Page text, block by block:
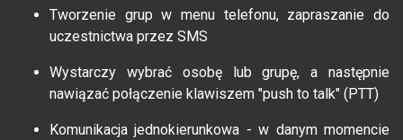
Tworzenie grup w menu telefonu, zapraszanie do
uczestnictwa przez SMS
Wystarczy wybrać osobę lub grupę, a następnie
nawiązać połączenie klawiszem "push to talk" (PTT)
Komunikacja jednokierunkowa - w danym momencie